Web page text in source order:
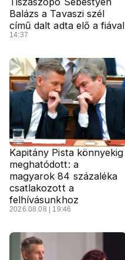
Balázs a Tavaszi szél
című dalt adta elő a fiával
14:37
Kapitány Pista könnyekig
meghatódott: a
magyarok 84 százaléka
csatlakozott a
felhívásunkhoz
2026.08.08 | 19:46